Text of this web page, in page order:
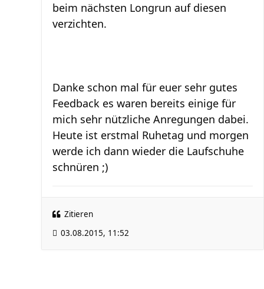
beim nächsten Longrun auf diesen
verzichten.
Danke schon mal für euer sehr gutes
Feedback es waren bereits einige für
mich sehr nützliche Anregungen dabei.
Heute ist erstmal Ruhetag und morgen
werde ich dann wieder die Laufschuhe
schnüren ;)
Zitieren
03.08.2015, 11:52